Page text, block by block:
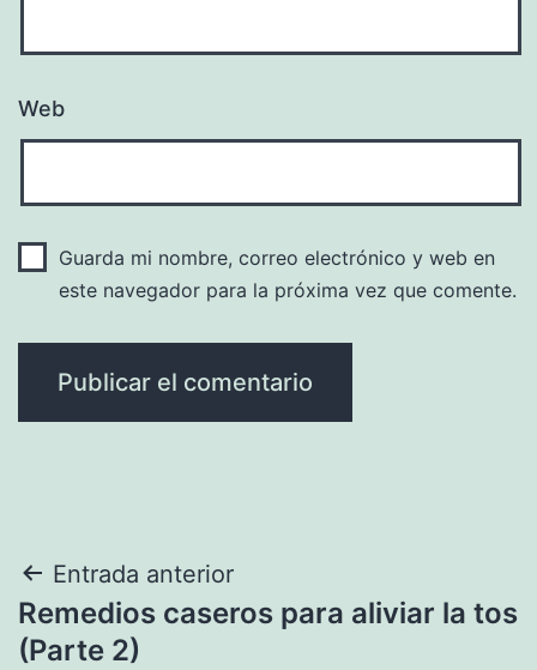
Web
Guarda mi nombre, correo electrónico y web en
este navegador para la próxima vez que comente.
Navegación
de
Entrada anterior
Remedios caseros para aliviar la tos
(Parte 2)